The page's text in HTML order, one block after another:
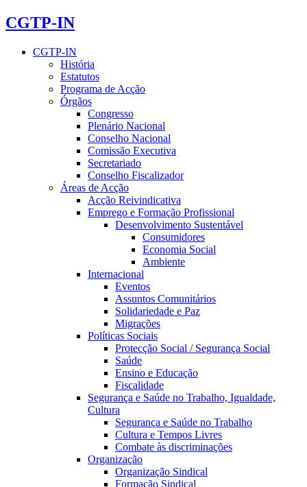
CGTP-IN
CGTP-IN
História
Estatutos
Programa de Acção
Órgãos
Congresso
Plenário Nacional
Conselho Nacional
Comissão Executiva
Secretariado
Conselho Fiscalizador
Áreas de Acção
Acção Reivindicativa
Emprego e Formação Profissional
Desenvolvimento Sustentável
Consumidores
Economia Social
Ambiente
Internacional
Eventos
Assuntos Comunitários
Solidariedade e Paz
Migrações
Políticas Sociais
Protecção Social / Segurança Social
Saúde
Ensino e Educação
Fiscalidade
Segurança e Saúde no Trabalho, Igualdade,
Cultura
Segurança e Saúde no Trabalho
Cultura e Tempos Livres
Combate às discriminações
Organização
Organização Sindical
Formação Sindical